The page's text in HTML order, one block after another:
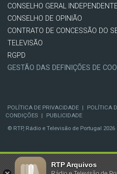
CONSELHO GERAL
CONSELHO DE OPINIÃO
CONTRATO DE CONCESSÃO DO
TELEVISÃO
RGPD
GESTÃO DAS DEFINIÇÕES DE
POLÍTICA DE PRIVACIDADE | POLÍTICA
CONDIÇÕES |
PUBLICIDADE
© RTP, Rádio e Televisão de Portugal 2026
RTP Arquivos